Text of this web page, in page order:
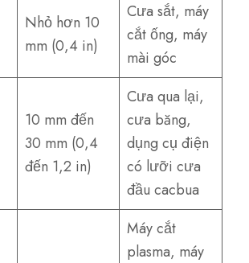
Nhỏ hơn 10
mm (0,4 in)
Cưa sắt, máy
cắt ống, máy
mài góc
10 mm đến
30 mm (0,4
đến 1,2 in)
Cưa qua lại,
cưa băng,
dụng cụ điện
có lưỡi cưa
đầu cacbua
Máy cắt
plasma, máy